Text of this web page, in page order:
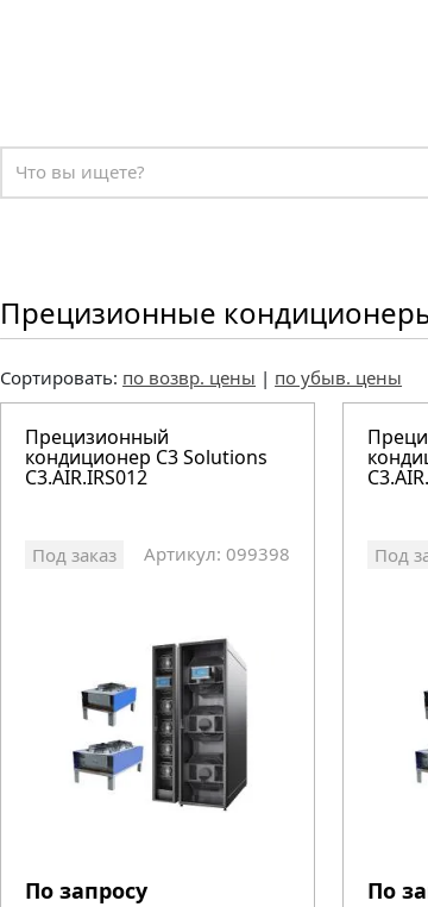
Прецизионные
Сортировать: по возвр. цены | по убыв. цены
Прецизионный
кондиционер C3 Solutions
C3.AIR.IRS012
Под заказ Артикул: 099398
По запросу
Под
По